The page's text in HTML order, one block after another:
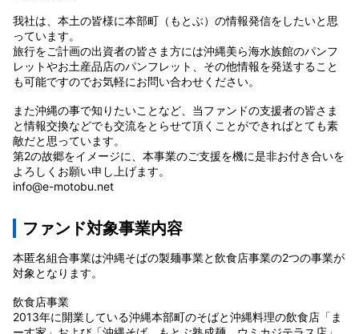
我社は、本土の皆様に本部町（もとぶ）の情報発信をしたいと思
っています。
旅行をご計画の出資者の皆さま方には沖縄美ら海水族館のパンフ
レットやお土産品店のパンフレット、その他情報を発送すること
も可能ですのでお気軽にお問い合わせください。
また沖縄の事で知りたいことなど、当ファンドの支援者の皆さま
と情報交換などでも交流をとらせて頂くことができればとても素
敵だと思っています。
第2の故郷をイメージに、本事業のご支援を機に是非お付き合いを
よろしくお願い申し上げます。
info@e-motobu.net
ファンド対象事業内容
本匿名組合事業は沖縄そばの製麺事業と飲食店事業の2つの事業が
対象となります。
飲食店事業
2013年に開業している沖縄本部町のそばと沖縄料理の飲食店「ま